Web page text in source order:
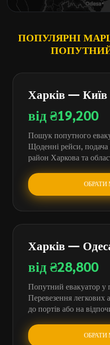
ПОПУЛЯРНІ
Харків — Київ
від ₴19,200
Пошук попутного
Щоденні рейси,
район Харкова та
Харків —
від ₴28,800
Попутний евакуатор у
Перевезення легкових
до портів або на